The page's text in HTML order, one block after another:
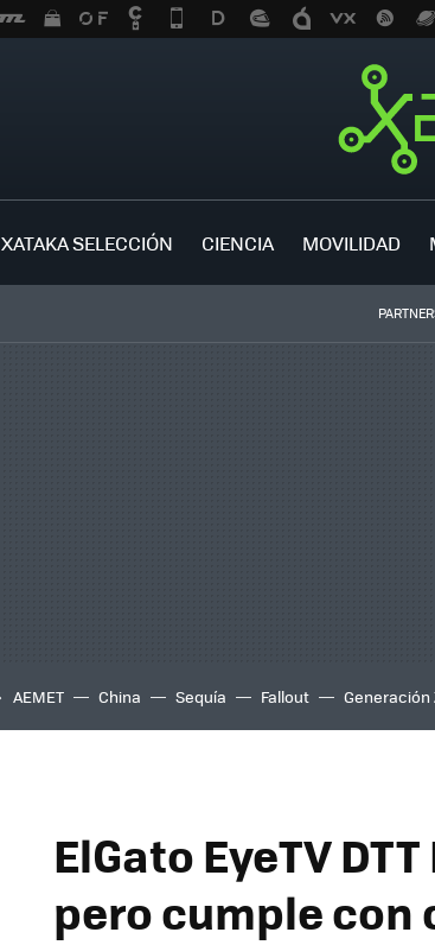
XATAKA SELECCIÓN CIENCIA MOVILIDAD
AEMET China Sequía Fallout Generación
ElGato EyeTV
pero cumple con